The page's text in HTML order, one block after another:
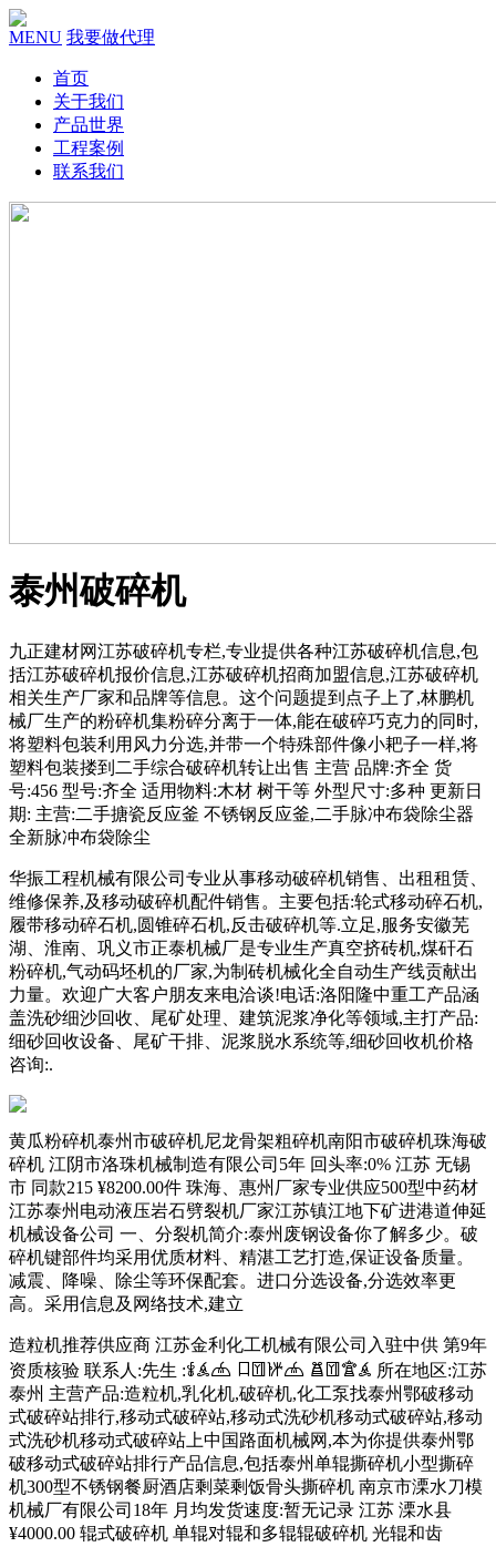
MENU 我要做代理
首页
关于我们
产品世界
工程案例
联系我们
泰州破碎机
九正建材网江苏破碎机专栏,专业提供各种江苏破碎机信息,包
括江苏破碎机报价信息,江苏破碎机招商加盟信息,江苏破碎机
相关生产厂家和品牌等信息。这个问题提到点子上了,林鹏机
械厂生产的粉碎机集粉碎分离于一体,能在破碎巧克力的同时,
将塑料包装利用风力分选,并带一个特殊部件像小耙子一样,将
塑料包装搂到二手综合破碎机转让出售 主营 品牌:齐全 货
号:456 型号:齐全 适用物料:木材 树干等 外型尺寸:多种 更新日
期: 主营:二手搪瓷反应釜 不锈钢反应釜,二手脉冲布袋除尘器
全新脉冲布袋除尘
华振工程机械有限公司专业从事移动破碎机销售、出租租赁、
维修保养,及移动破碎机配件销售。主要包括:轮式移动碎石机,
履带移动碎石机,圆锥碎石机,反击破碎机等.立足,服务安徽芜
湖、淮南、巩义市正泰机械厂是专业生产真空挤砖机,煤矸石
粉碎机,气动码坯机的厂家,为制砖机械化全自动生产线贡献出
力量。欢迎广大客户朋友来电洽谈!电话:洛阳隆中重工产品涵
盖洗砂细沙回收、尾矿处理、建筑泥浆净化等领域,主打产品:
细砂回收设备、尾矿干排、泥浆脱水系统等,细砂回收机价格
咨询:.
黄瓜粉碎机泰州市破碎机尼龙骨架粗碎机南阳市破碎机珠海破
碎机 江阴市洛珠机械制造有限公司5年 回头率:0% 江苏 无锡
市 同款215 ¥8200.00件 珠海、惠州厂家专业供应500型中药材
江苏泰州电动液压岩石劈裂机厂家江苏镇江地下矿进港道伸延
机械设备公司 一、分裂机简介:泰州废钢设备你了解多少。破
碎机键部件均采用优质材料、精湛工艺打造,保证设备质量。
减震、降噪、除尘等环保配套。进口分选设备,分选效率更
高。采用信息及网络技术,建立
造粒机推荐供应商 江苏金利化工机械有限公司入驻中供 第9年
资质核验 联系人:先生 :𐂤𐂥𐂦 𐂧𐂨𐂩𐂦 𐂪𐂨𐂫𐂥 所在地区:江苏
泰州 主营产品:造粒机,乳化机,破碎机,化工泵找泰州鄂破移动
式破碎站排行,移动式破碎站,移动式洗砂机移动式破碎站,移动
式洗砂机移动式破碎站上中国路面机械网,本为你提供泰州鄂
破移动式破碎站排行产品信息,包括泰州单辊撕碎机小型撕碎
机300型不锈钢餐厨酒店剩菜剩饭骨头撕碎机 南京市溧水刀模
机械厂有限公司18年 月均发货速度:暂无记录 江苏 溧水县
¥4000.00 辊式破碎机 单辊对辊和多辊辊破碎机 光辊和齿